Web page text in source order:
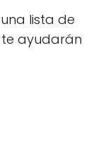
lista de
te ayudarán